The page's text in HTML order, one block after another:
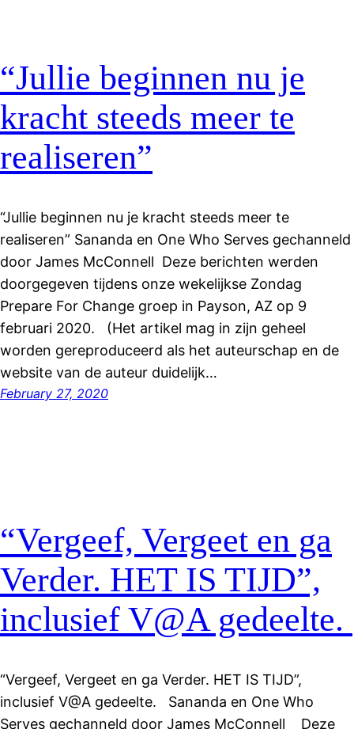
“Jullie beginnen nu je
kracht steeds meer te
realiseren”
“Jullie beginnen nu je kracht steeds meer te
realiseren” Sananda en One Who Serves gechanneld
door James McConnell Deze berichten werden
doorgegeven tijdens onze wekelijkse Zondag
Prepare For Change groep in Payson, AZ op 9
februari 2020. (Het artikel mag in zijn geheel
worden gereproduceerd als het auteurschap en de
website van de auteur duidelijk…
February 27, 2020
“Vergeef, Vergeet en ga
Verder. HET IS TIJD”,
inclusief V@A gedeelte.
“Vergeef, Vergeet en ga Verder. HET IS TIJD”,
inclusief V@A gedeelte. Sananda en One Who
Serves gechanneld door James McConnell Deze